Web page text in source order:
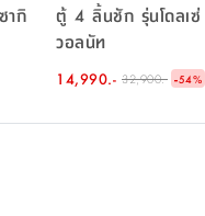
ากิ
ตู้ 4 ลิ้นชัก รุ่นโดลเ
วอลนัท
14,990.- 32,900.- -54%